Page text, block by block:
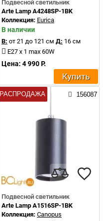
Подвесной светильник
Arte Lamp A4248SP-1BK
Коллекция: Eurica
В наличии
В: от 21 до 121 см Д: 16 см
E27 x 1 max 60W
Цена: 4 990 Р.
Купить
РАСПРОДАЖА 156087
Подвесной светильник
Arte Lamp A1516SP-1BK
Коллекция: Canopus